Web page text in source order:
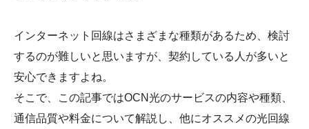
インターネット回線はさまざまな種類があるため、検討
するのが難しいと思いますが、契約している人が多いと
安心できますよね。
そこで、この記事ではOCN光のサービスの内容や種類、
通信品質や料金について解説し、他にオススメの光回線